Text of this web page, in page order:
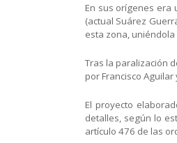
En sus orígenes era
(actual Suárez
esta zona,
Tras la paralización
por Francisco
El proyecto
detalles, según lo
artículo 476 de las